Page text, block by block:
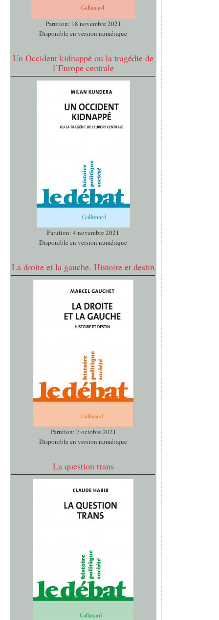
Parution: 18 novembre 2021
Disponible en version numérique
Un Occident kidnappé ou la tragédie de
l’Europe centrale
Parution: 4 novembre 2021
Disponible en version numérique
La droite et la gauche. Histoire et destin
Parution: 7 octobre 2021
Disponible en version numérique
La question trans